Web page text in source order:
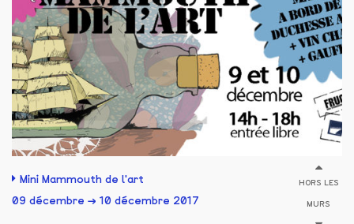
Mini Mammouth de l'art
09 décembre → 10 décembre 2017
HORS LES
MURS